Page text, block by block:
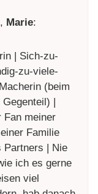
Marie:
| Sich-zu-
zu-viele-
(beim
|
Fan meiner
Familie
Partners | Nie
ich es gerne
viel